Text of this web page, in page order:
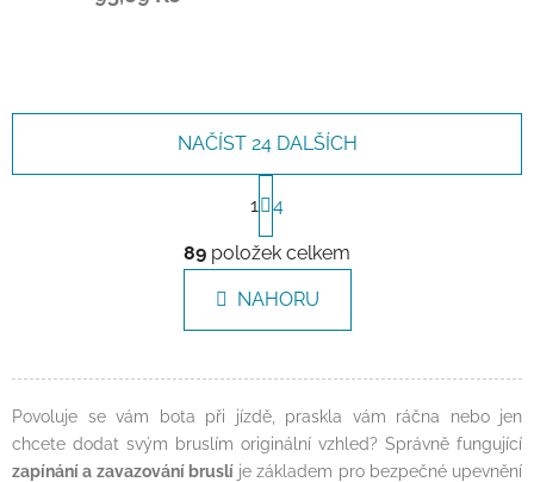
Ovládací prvky výpisu
NAČÍST 24 DALŠÍCH
Stránkování
1 4
89 položek celkem
NAHORU
Povoluje se vám bota při jízdě, praskla vám ráčna nebo jen
chcete dodat svým bruslím originální vzhled? Správně fungující
zapínání a zavazování bruslíje základem pro bezpečné upevnění